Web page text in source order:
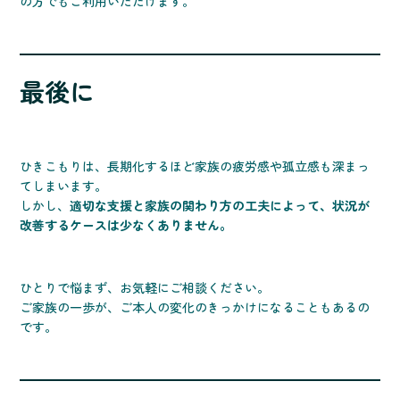
最後に
ひきこもりは、長期化するほど家族の疲労感や孤立感も深まっ
てしまいます。
しかし、適切な支援と家族の関わり方の工夫によって、状況が
改善するケースは少なくありません。
ひとりで悩まず、お気軽にご相談ください。
ご家族の一歩が、ご本人の変化のきっかけになることもあるの
です。